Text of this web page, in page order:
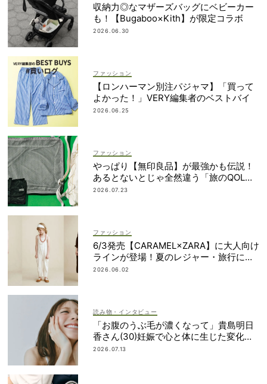
収納力◎なマザーズバッグにベビーカー
も！【Bugaboo×Kith】が限定コラボ
2026.06.30
ファッション
【ロンハーマン別注パジャマ】「買って
よかった！」VERY編集者のベストバイ
2026.06.25
ファッション
やっぱり【無印良品】が最強かも伝説！
あるとないとじゃ全然違う「旅のQOL爆
上げアイテム」
2026.07.23
ファッション
6/3発売【CARAMEL×ZARA】に大人向け
ラインが登場！夏のレジャー・旅行にも
おすすめ
2026.06.02
読み物・インタビュー
「お腹のうぶ毛が濃くなって」貴島明日
香さん(30)妊娠で心と体に生じた変化も
「愛しいです」
2026.07.13